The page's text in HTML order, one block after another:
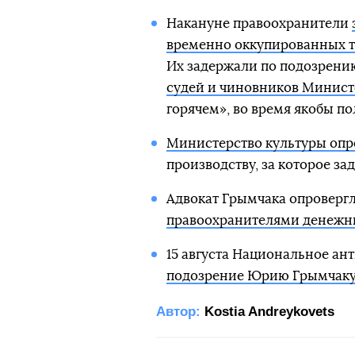
Накануне правоохранители
временно оккупированных
Их задержали по
судей и чиновников
горячем», во время якобы
Министерство культуры
производству, за которое
Адвокат Грымчака
правоохранителями
15 августа Национальное
подозрение Юрию Грымчаку
Автор: Kostia Andreykovets